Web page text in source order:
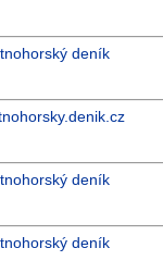
deník
deník
deník